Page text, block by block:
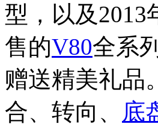
型，以及2013
售的V80全系
赠送精美礼品
合、转向、 底